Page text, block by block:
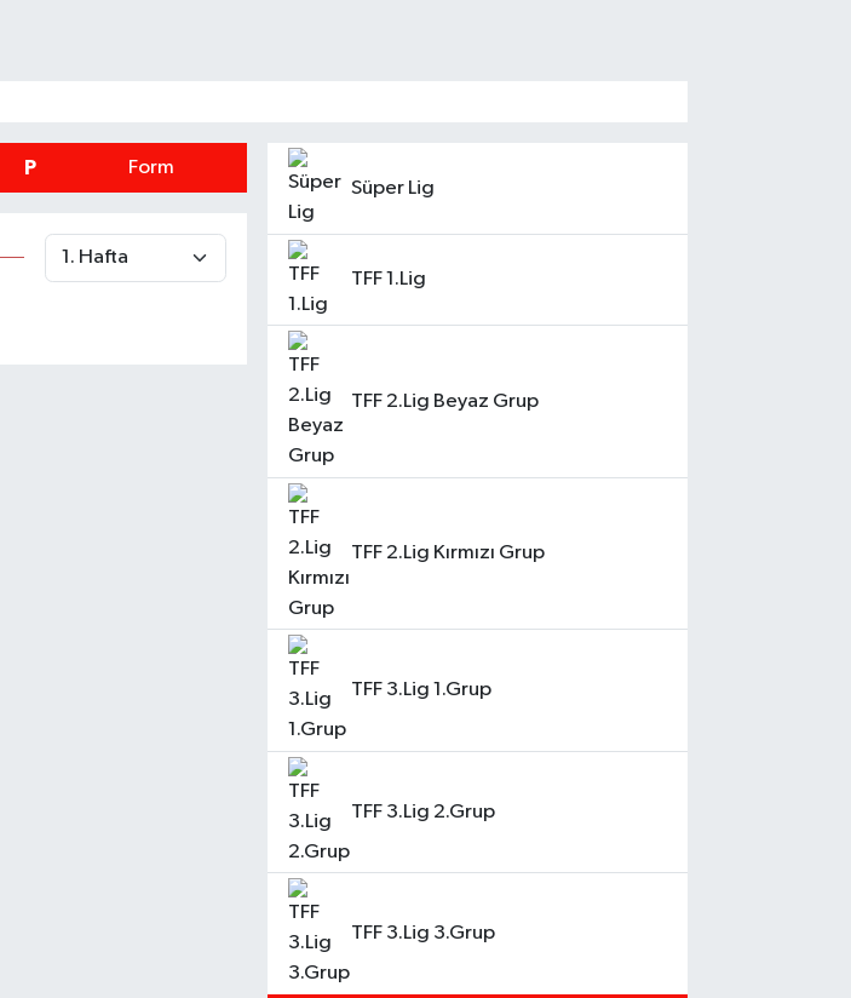
P Form
Süper Lig
TFF 1.Lig
TFF 2.Lig Beyaz Grup
TFF 2.Lig Kırmızı Grup
TFF 3.Lig 1.Grup
TFF 3.Lig 2.Grup
TFF 3.Lig 3.Grup